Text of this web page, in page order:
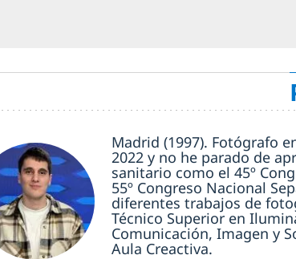
Madrid (1997). Fotógrafo
2022 y no he parado de
sanitario como el 45º
55º Congreso Nacional
diferentes trabajos de
Técnico Superior en
Comunicación, Imagen y
Aula Creactiva.